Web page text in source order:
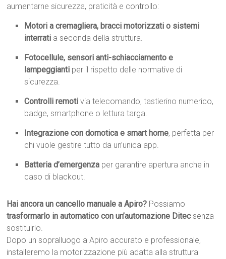
aumentarne sicurezza, praticità e controllo:
Motori a cremagliera, bracci motorizzati o sistemi
interrati a seconda della struttura.
Fotocellule, sensori anti-schiacciamento e
lampeggianti per il rispetto delle normative di
sicurezza.
Controlli remoti via telecomando, tastierino numerico,
badge, smartphone o lettura targa.
Integrazione con domotica e smart home, perfetta per
chi vuole gestire tutto da un’unica app.
Batteria d’emergenza per garantire apertura anche in
caso di blackout.
Hai ancora un cancello manuale a Apiro? Possiamo
trasformarlo in automatico con un’automazione Ditecsenza
sostituirlo.
Dopo un sopralluogo a Apiro accurato e professionale,
installeremo la motorizzazione più adatta alla struttura